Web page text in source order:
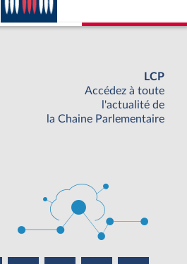
LCP
Accédez à toute
l'actualité de
la Chaine Parlementaire